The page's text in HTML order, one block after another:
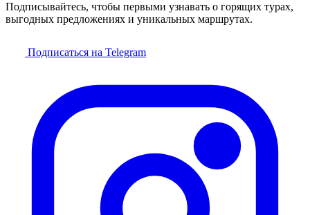
Подписывайтесь, чтобы первыми узнавать о горящих турах,
выгодных предложениях и уникальных маршрутах.
Подписаться на Telegram